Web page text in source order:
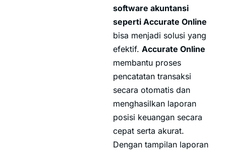
software akuntansi
seperti Accurate Online
bisa menjadi solusi yang
efektif. Accurate Online
membantu proses
pencatatan transaksi
secara otomatis dan
menghasilkan laporan
posisi keuangan secara
cepat serta akurat.
Dengan tampilan laporan